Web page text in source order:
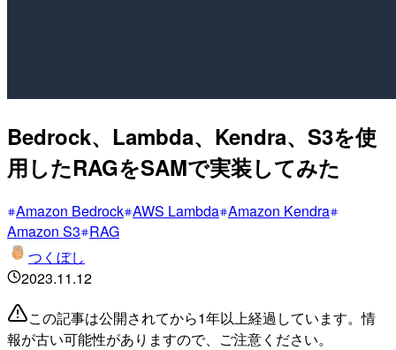
Bedrock、Lambda、Kendra、S3を使
用したRAGをSAMで実装してみた
Amazon Bedrock AWS Lambda Amazon Kendra
Amazon S3 RAG
つくぼし
2023.11.12
この記事は公開されてから1年以上経過しています。情
報が古い可能性がありますので、ご注意ください。